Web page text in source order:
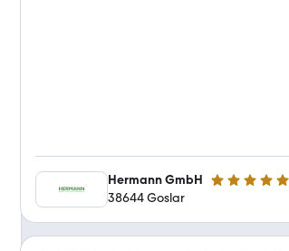
Hermann GmbH 5 Sterne
38644 Goslar